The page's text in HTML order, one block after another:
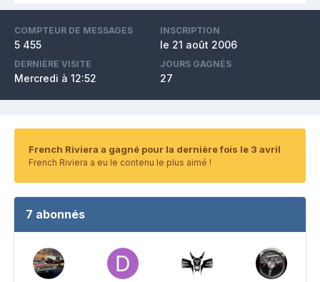
COMPTEUR DE MESSAGES
5 455
INSCRIPTION
le 21 août 2006
DERNIÈRE VISITE
Mercredi à 12:52
JOURS GAGNÉS
27
French Riviera a gagné pour la dernière fois le 3 avril
French Riviera a eu le contenu le plus aimé !
7 abonnés